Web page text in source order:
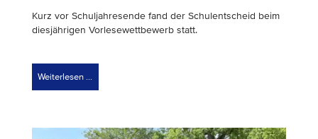
Kurz vor Schuljahresende fand der Schulentscheid beim
diesjährigen Vorlesewettbewerb statt.
Weiterlesen …